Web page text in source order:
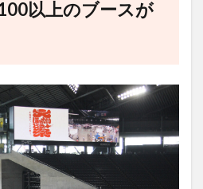
以上のブースが